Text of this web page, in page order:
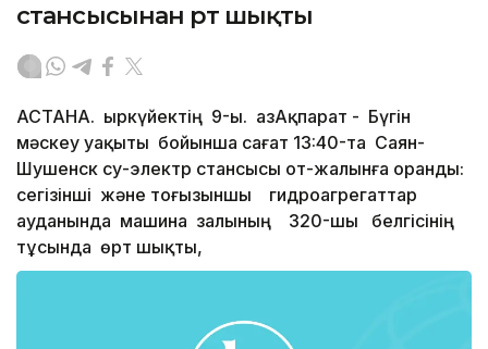
стансысынан өрт шықты
АСТАНА. Қыркүйектің 9-ы. ҚазАқпарат - Бүгін
мәскеу уақыты бойынша сағат 13:40-та Саян-
Шушенск су-электр стансысы от-жалынға оранды:
сегізінші және тоғызыншы гидроагрегаттар
ауданында машина залының 320-шы белгісінің
тұсында өрт шықты,